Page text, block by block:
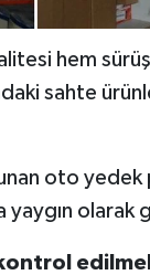
hem
sahte
oto yedek
yaygın